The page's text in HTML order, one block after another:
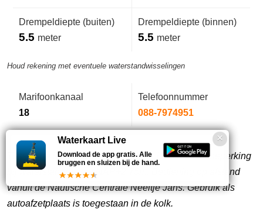
Drempeldiepte (buiten)
5.5 meter
Drempeldiepte (binnen)
5.5 meter
Houd rekening met eventuele waterstandwisselingen
Marifoonkanaal
18
Telefoonnummer
088-7974951
Tussen de stopstrepen dubbeldicht 121 m. Schutbeperking
bij waterstanden van NAP+2,75m. Bediening op afstand
vanuit de Nautische Centrale Neeltje Jans. Gebruik als
autoafzetplaats is toegestaan in de kolk.
Waterkaart Live
Download de app gratis. Alle
bruggen en sluizen bij de hand.